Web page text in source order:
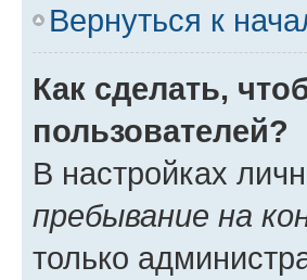
Вернуться к
Как сделать,
пользователей?
В настройках
пребывание на
только